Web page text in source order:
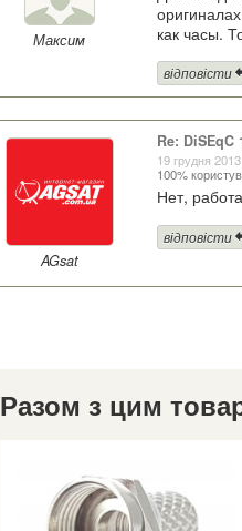
Максим
как часы.
відповісти
AGsat
Re:
19 грудня
100%
Нет,
відповісти
Разом з цим